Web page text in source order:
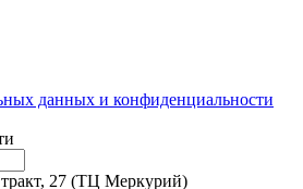
данных и конфиденциальности
27 (ТЦ Меркурий)